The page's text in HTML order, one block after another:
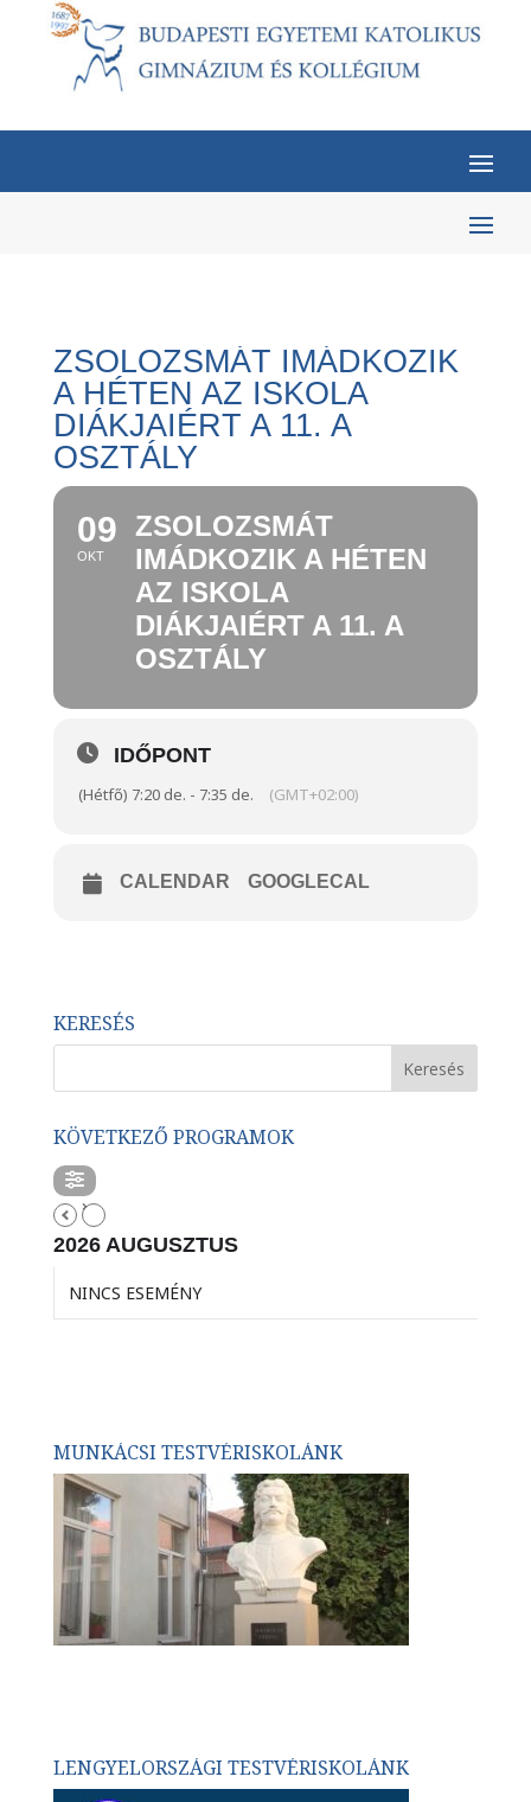
ZSOLOZSMÁT IMÁDKOZIK
A HÉTEN AZ ISKOLA
DIÁKJAIÉRT A 11. A
OSZTÁLY
09
OKT
ZSOLOZSMÁT
IMÁDKOZIK A HÉTEN
AZ ISKOLA
DIÁKJAIÉRT A 11. A
OSZTÁLY
IDŐPONT
(Hétfő) 7:20 de. - 7:35 de. (GMT+02:00)
CALENDAR GOOGLECAL
KERESÉS
KÖVETKEZŐ PROGRAMOK
2026 AUGUSZTUS
NINCS ESEMÉNY
MUNKÁCSI TESTVÉRISKOLÁNK
LENGYELORSZÁGI TESTVÉRISKOLÁNK